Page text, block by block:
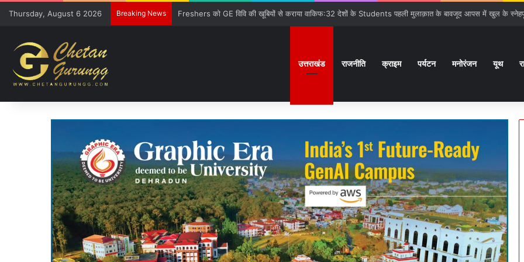
Thursday, August 6 2026 Breaking News CM की गुजारिश-रेल मंत्री की सौगात:बनबसा रेलवे स्टेशन पर रुकेगी अछनेरा-टनकपुर Express
उत्तराखंड राजनीति क्राइम पर्यटन मनोरंजन यूथ